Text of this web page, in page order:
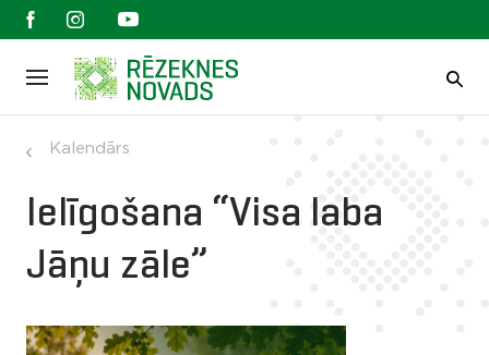
Kalendārs
Ielīgošana “Visa laba
Jāņu zāle”